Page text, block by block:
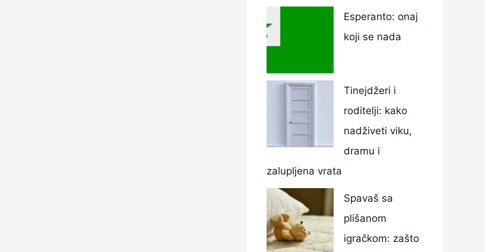
Esperanto: onaj
koji se nada
Tinejdžeri i
roditelji: kako
nadživeti viku,
dramu i
zalupljena vrata
Spavaš sa
plišanom
igračkom: zašto